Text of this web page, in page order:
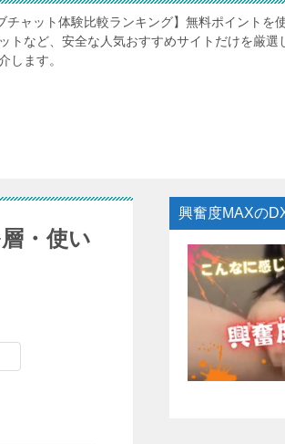
チャット体験比較ランキング】無料ポイントを
トなど、安全な人気おすすめサイトだけを厳選
します。
・使い
興奮度MAXの